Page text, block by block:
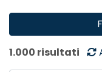
1.000 risultati